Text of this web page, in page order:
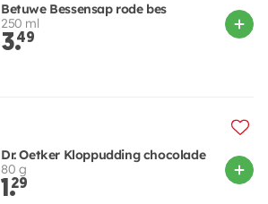
Betuwe Bessensap rode bes
250 ml
3.49
Dr. Oetker Kloppudding chocolade
80 g
1.29